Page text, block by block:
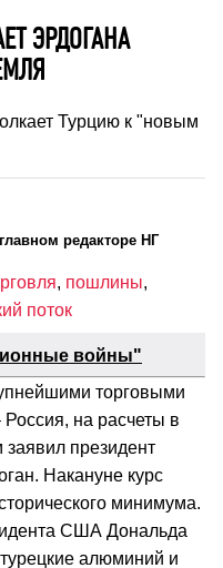
ЭРДОГАНА
Турцию к "новым
редакторе НГ
, пошлины,
поток
войны"
торговыми
на расчеты в
президент
Накануне курс
минимума.
США Дональда
алюминий и